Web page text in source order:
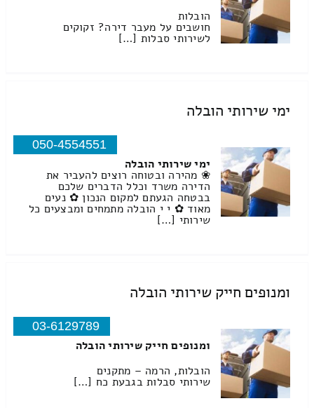
הובלות
חושבים על מעבר דירה? זקוקים
לשירותי סבלות […]
ימי שירותי הובלה
050-4554551
ימי שירותי הובלה
❀ מהירה ובטוחה רוצים להעביר את
הדירה משרד וכלל הדברים שלכם
בבטחה הגעתם למקום הנכון ✿ נעים
מאוד ✿ י י הובלה מתמחים ומבצעים כל
שירותי […]
ומנופים חייק שירותי הובלה
03-6129789
ומנופים חייק שירותי הובלה
הובלות, הרמה – מתקנים
שירותי סבלות בגבעת כח […]